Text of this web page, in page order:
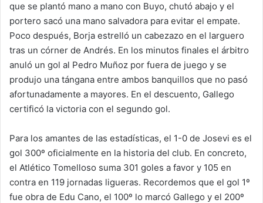
que se plantó mano a mano con Buyo, chutó abajo y el
portero sacó una mano salvadora para evitar el empate.
Poco después, Borja estrelló un cabezazo en el larguero
tras un córner de Andrés. En los minutos finales el árbitro
anuló un gol al Pedro Muñoz por fuera de juego y se
produjo una tángana entre ambos banquillos que no pasó
afortunadamente a mayores. En el descuento, Gallego
certificó la victoria con el segundo gol.
Para los amantes de las estadísticas, el 1-0 de Josevi es el
gol 300º oficialmente en la historia del club. En concreto,
el Atlético Tomelloso suma 301 goles a favor y 105 en
contra en 119 jornadas ligueras. Recordemos que el gol 1º
fue obra de Edu Cano, el 100º lo marcó Gallego y el 200º